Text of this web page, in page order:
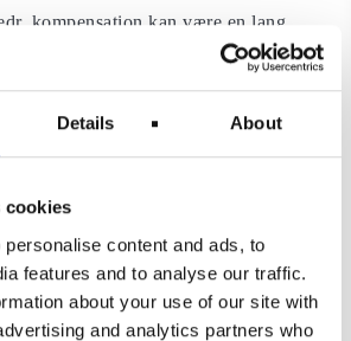
Details About
cookies
content and ads, to
features and to analyse our traffic.
about your use of our site with
and analytics partners who
kompensation kan være en lang
man ikke sine rettigheder, kan
når flyselskabet ikke mener du
. Vi hos Flypenge.dk har
Ryanair har forsøgt, at begrænse
Det er heldigvis et overstået
nu en dom, der giver
vælge en repræsentant til, at
Er du i tvivl om dine rettigheder
en forsinkelse, aflysning eller er
Så sidder vi altid klar til at